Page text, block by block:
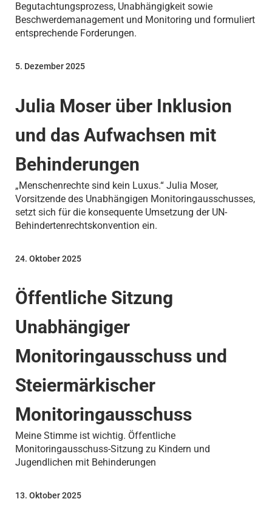
Begutachtungsprozess, Unabhängigkeit sowie
Beschwerdemanagement und Monitoring und formuliert
entsprechende Forderungen.
Julia Moser über Inklusion
und das Aufwachsen mit
Behinderungen
5. Dezember 2025
„Menschenrechte sind kein Luxus.“ Julia Moser,
Vorsitzende des Unabhängigen Monitoringausschusses,
setzt sich für die konsequente Umsetzung der UN-
Behindertenrechtskonvention ein.
Öffentliche Sitzung
Unabhängiger
Monitoringausschuss und
Steiermärkischer
Monitoringausschuss
24. Oktober 2025
Meine Stimme ist wichtig. Öffentliche
Monitoringausschuss-Sitzung zu Kindern und
Jugendlichen mit Behinderungen
13. Oktober 2025